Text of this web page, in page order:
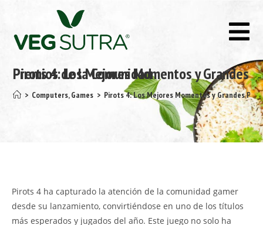
Pirots 4: Los Mejores Momentos y Grandes Premios de la Comunidad
> Computers, Games > Pirots 4: Los Mejores Momentos y Grandes
Pirots 4 ha capturado la atención de la comunidad gamer
desde su lanzamiento, convirtiéndose en uno de los títulos
más esperados y jugados del año. Este juego no solo ha